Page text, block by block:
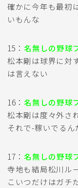
確かに今年も最初
いもんな
15： 名無しの野球
松本剛は球界に対
は言えない
16： 名無しの野球
松本剛は度々外さ
それで-稼いでるん
17： 名無しの野球
寺地も結局松川ル
こいつだけはガチ